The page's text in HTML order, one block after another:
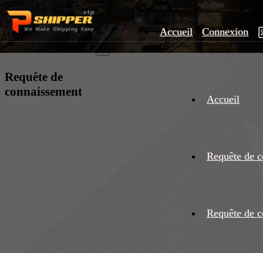
Accueil Connexion
Accueil
Requête de
Requête de
Requête de
connaissement